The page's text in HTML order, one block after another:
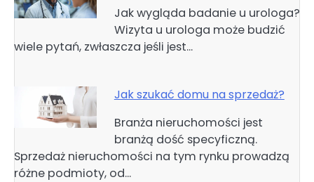
Jak wygląda badanie u urologa?
Wizyta u urologa może budzić
wiele pytań, zwłaszcza jeśli jest…
Jak szukać domu na sprzedaż?
Branża nieruchomości jest
branżą dość specyficzną.
Sprzedaż nieruchomości na tym rynku prowadzą
różne podmioty, od…